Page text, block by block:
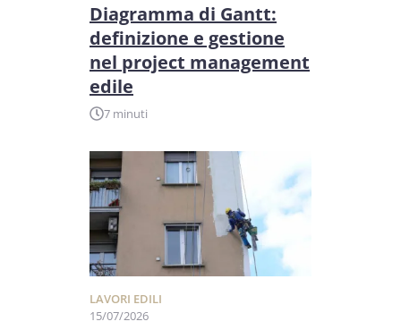
Diagramma di Gantt:
definizione e gestione
nel project management
edile
7 minuti
LAVORI EDILI
15/07/2026